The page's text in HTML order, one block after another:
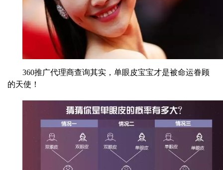
360推广代理商查询其实，单眼皮宝宝才是被命运眷顾
的天使！